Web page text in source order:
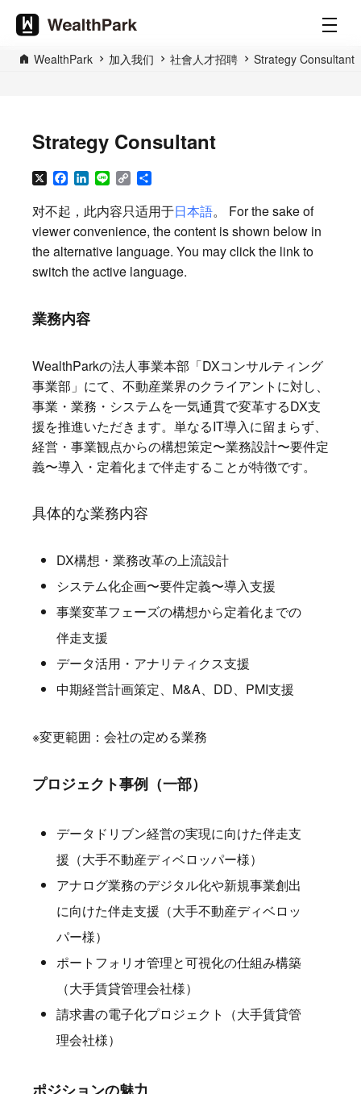
WealthPark 加入我们 社會人才招聘 Strategy Consultant
Strategy Consultant
X Facebook
LinkedIn
Line Copy
对不起，此内容只适用于日本語。 For the sake of
viewer convenience, the content is shown below in
the alternative language. You may click the link to
switch the active language.
業務内容
WealthParkの法人事業本部「DXコンサルティング
事業部」にて、不動産業界のクライアントに対し、
事業・業務・システムを一気通貫で変革するDX支
援を推進いただきます。単なるIT導入に留まらず、
経営・事業観点からの構想策定〜業務設計〜要件定
義〜導入・定着化まで伴走することが特徴です。
具体的な業務内容
DX構想・業務改革の上流設計
システム化企画〜要件定義〜導入支援
事業変革フェーズの構想から定着化までの
伴走支援
データ活用・アナリティクス支援
中期経営計画策定、M&A、DD、PMI支援
※変更範囲：会社の定める業務
プロジェクト事例（一部）
データドリブン経営の実現に向けた伴走支
援（大手不動産ディベロッパー様）
アナログ業務のデジタル化や新規事業創出
に向けた伴走支援（大手不動産ディベロッ
パー様）
ポートフォリオ管理と可視化の仕組み構築
（大手賃貸管理会社様）
請求書の電子化プロジェクト（大手賃貸管
理会社様）